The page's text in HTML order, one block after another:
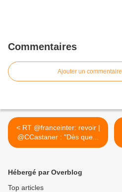
Commentaires
Ajouter un commentaire
< RT @franceinter: revoir |
@CCastaner : "Dès que...
Hébergé par Overblog
Top articles